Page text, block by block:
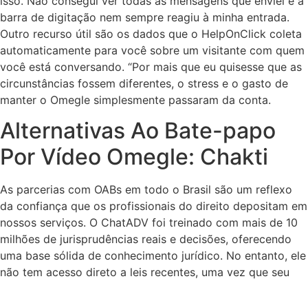
barra de digitação nem sempre reagiu à minha entrada.
Outro recurso útil são os dados que o HelpOnClick coleta
automaticamente para você sobre um visitante com quem
você está conversando. “Por mais que eu quisesse que as
circunstâncias fossem diferentes, o stress e o gasto de
manter o Omegle simplesmente passaram da conta.
Alternativas Ao Bate-papo
Por Vídeo Omegle: Chakti
As parcerias com OABs em todo o Brasil são um reflexo
da confiança que os profissionais do direito depositam em
nossos serviços. O ChatADV foi treinado com mais de 10
milhões de jurisprudências reais e decisões, oferecendo
uma base sólida de conhecimento jurídico. No entanto, ele
não tem acesso direto a leis recentes, uma vez que seu